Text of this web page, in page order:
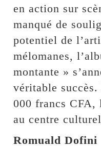
en action sur
manqué de
potentiel de
mélomanes,
montante »
véritable
000 francs CFA,
au centre
Romuald Dofini